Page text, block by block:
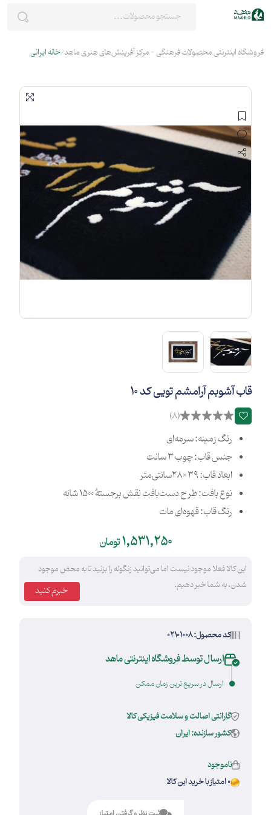
فروشگاه اینترنتی محصولات فرهنگی - مرکز آفرینش‌های هنری ماهد خانه ایرانی
قاب آشوبم آرامشم تویی کد 10
(8)
رنگ زمینه: سرمه‌ای
جنس قاب: چوب 3 سانت
ابعاد قاب: 39×28سانتی‌متر
نوع بافت: طرح دست‌بافت نقش برجستۀ 1500 شانه
رنگ قاب: قهوه‌ای مات
1,531,250تومان
این کالا فعلا موجود نیست اما می‌توانید زنگوله را بزنید تا به محض موجود
شدن، به شما خبر دهیم.
کد محصول: 02101008
ارسال توسط فروشگاه اینترنتی ماهد
ارسال در سریع ترین زمان ممکن
گارانتی اصالت و سلامت فیزیکی کالا
کشور سازنده: ایران
ناموجود
0 امتیاز با خرید این کالا